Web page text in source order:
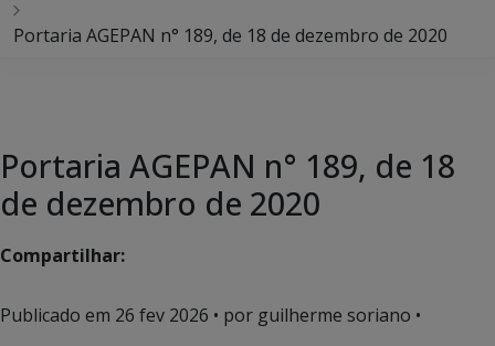
Portaria AGEPAN n° 189, de 18 de dezembro de 2020
Portaria AGEPAN n° 189, de 18
de dezembro de 2020
Compartilhar:
Publicado em 26 fev 2026 • por guilherme soriano •